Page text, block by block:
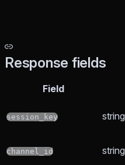
Response fields
Field
session_key string
channel_id string